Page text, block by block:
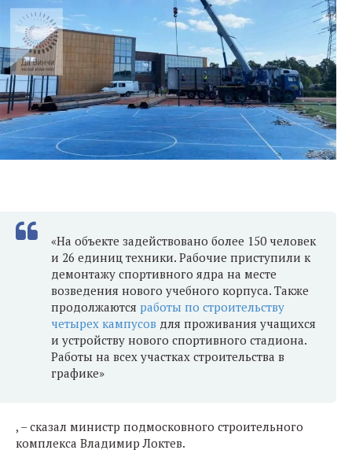
«На объекте задействовано более 150 человек
и 26 единиц техники. Рабочие приступили к
демонтажу спортивного ядра на месте
возведения нового учебного корпуса. Также
продолжаются работы по строительству
четырех кампусов для проживания учащихся
и устройству нового спортивного стадиона.
Работы на всех участках строительства в
графике»
, – сказал министр подмосковного строительного
комплекса Владимир Локтев.